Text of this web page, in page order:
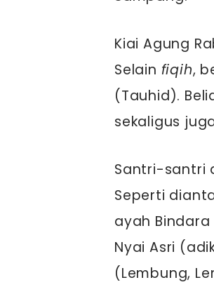
Kiai Agung
Selain fiqih,
(Tauhid).
sekaligus
Santri-santri
Seperti
ayah
Nyai Asri
(Lembung,